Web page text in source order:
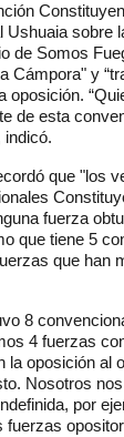
Ushuaia sobre
de Somos
Cámpora" y
oposición.
de esta
indicó.
que "los
fuerza
que tiene 5
que han
8
4 fuerzas
la oposición al
Nosotros
por
fuerzas